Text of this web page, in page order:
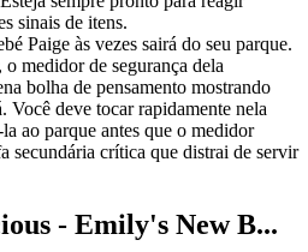
sinais de itens.
Paige às vezes sairá do seu parque.
medidor de segurança dela
bolha de pensamento mostrando
Você deve tocar rapidamente nela
ao parque antes que o medidor
secundária crítica que distrai de servir
- Emily's New B...